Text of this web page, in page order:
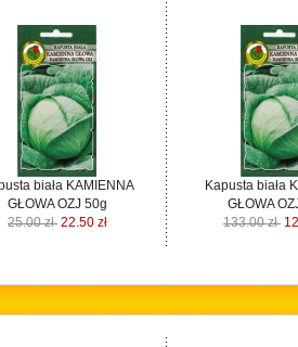
biała KAMIENNA
GŁOWA OZJ 50g
25.00 zł 22.50 zł
Kapusta biała
GŁOWA
133.00 zł